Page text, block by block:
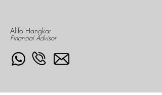
Alifo Hangkar
Financial Advisor